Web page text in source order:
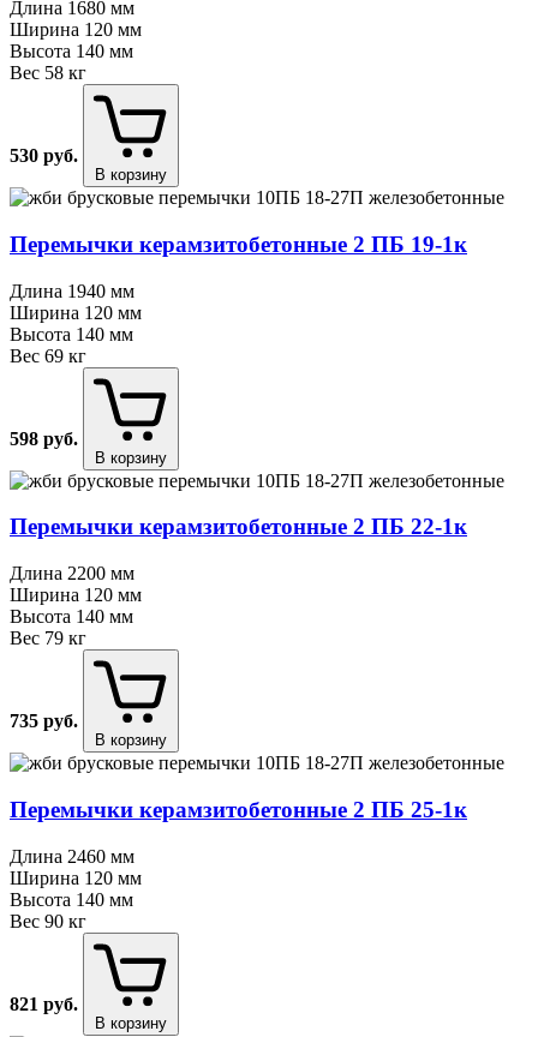
Длина 1680 мм
Ширина 120 мм
Высота 140 мм
Вес 58 кг
530 руб.
В корзину
Перемычки керамзитобетонные 2 ПБ 19⁠-⁠1к
Длина 1940 мм
Ширина 120 мм
Высота 140 мм
Вес 69 кг
598 руб.
В корзину
Перемычки керамзитобетонные 2 ПБ 22⁠-⁠1к
Длина 2200 мм
Ширина 120 мм
Высота 140 мм
Вес 79 кг
735 руб.
В корзину
Перемычки керамзитобетонные 2 ПБ 25⁠-⁠1к
Длина 2460 мм
Ширина 120 мм
Высота 140 мм
Вес 90 кг
821 руб.
В корзину